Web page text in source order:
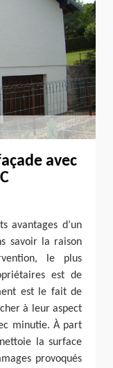
avec
avantages d’un
savoir la raison
le plus
est de
est le fait de
à leur aspect
minutie. À part
la surface
provoqués